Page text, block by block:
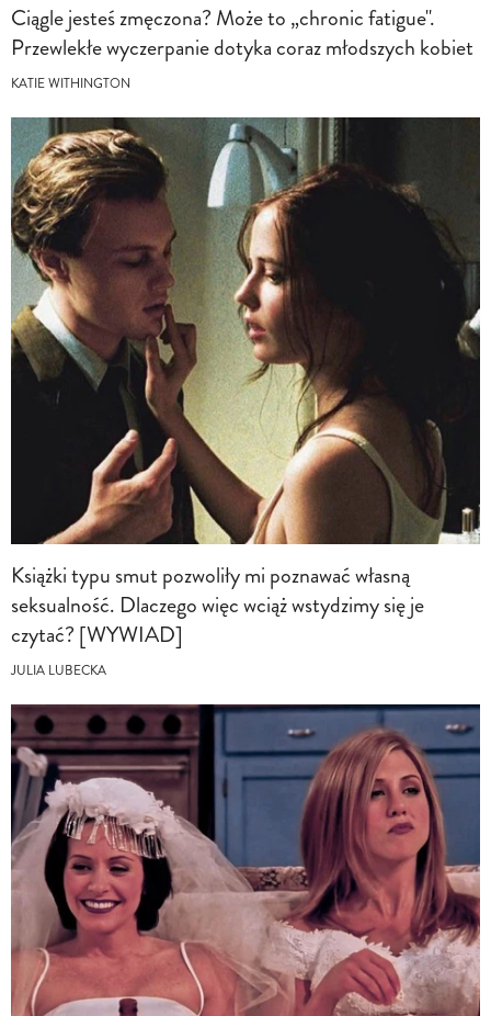
Ciągle jesteś zmęczona? Może to „chronic fatigue".
Przewlekłe wyczerpanie dotyka coraz młodszych kobiet
KATIE WITHINGTON
Książki typu smut pozwoliły mi poznawać własną
seksualność. Dlaczego więc wciąż wstydzimy się je
czytać? [WYWIAD]
JULIA LUBECKA